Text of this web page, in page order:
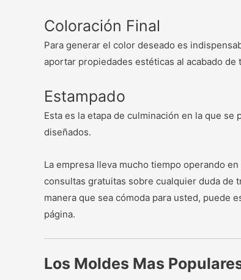
Coloración Final
Para generar el color deseado es
aportar propiedades estéticas al acabado
Estampado
Esta es la etapa de culminación en la que
diseñados.
La empresa lleva mucho tiempo operando
consultas gratuitas sobre cualquier duda de
manera que sea cómoda para usted, puede
página.
Los Moldes Mas